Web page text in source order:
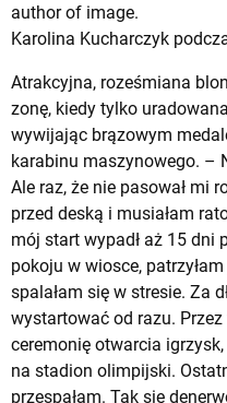
Karolina Kucharczyk
Atrakcyjna, roześmiana
zonę, kiedy tylko
wywijając brązowym
karabinu maszynowego. –
Ale raz, że nie pasował mi
przed deską i musiałam
mój start wypadł aż 15 dni
pokoju w wiosce,
spalałam się w stresie. Za
wystartować od razu.
ceremonię otwarcia
na stadion olimpijski.
przespałam. Tak się